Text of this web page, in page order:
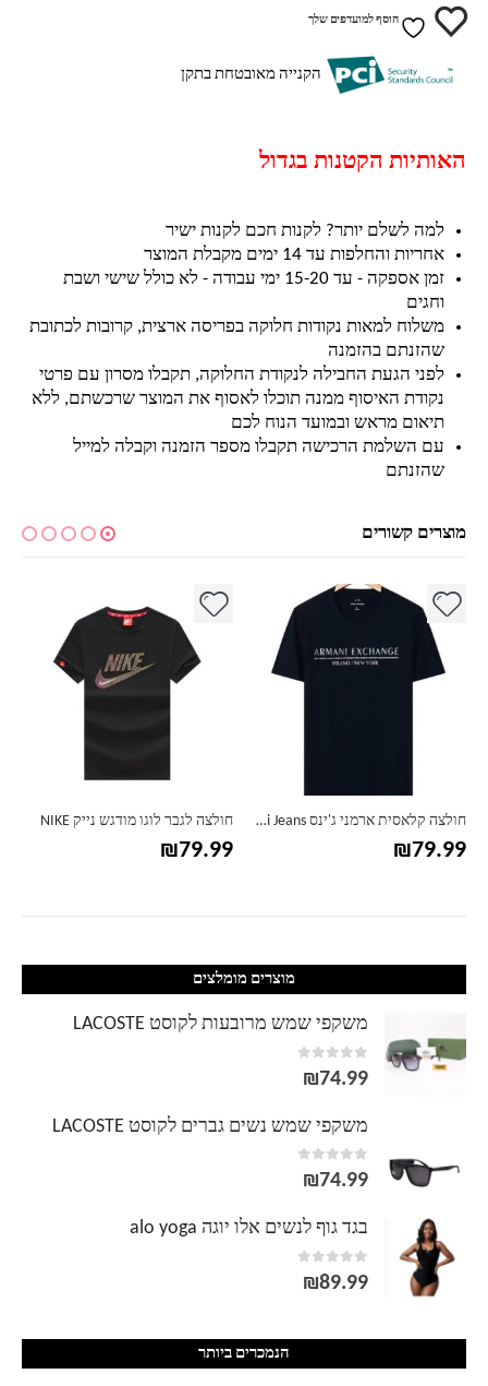
הוסף למועדפים שלך
הקנייה מאובטחת בתקן
האותיות הקטנות בגדול
למה לשלם יותר? לקנות חכם לקנות ישיר
אחריות והחלפות עד 14 ימים מקבלת המוצר
זמן אספקה - עד 15-20 ימי עבודה - לא כולל שישי ושבת
וחגים
משלוח למאות נקודות חלוקה בפריסה ארצית, קרובות לכתובת
שהזנתם בהזמנה
לפני הגעת החבילה לנקודת החלוקה, תקבלו מסרון עם פרטי
נקודת האיסוף ממנה תוכלו לאסוף את המוצר שרכשתם, ללא
תיאום מראש ובמועד הנוח לכם
עם השלמת הרכישה תקבלו מספר הזמנה וקבלה למייל
שהזנתם
מוצרים קשורים
חולצה קלאסית ארמני ג'ינס Armani Jeans
₪79.99
חולצה לגבר לוגו מודגש נייק NIKE
₪79.99
מוצרים מומלצים
משקפי שמש מרובעות לקוסט LACOSTE
0
out of 5
₪74.99
משקפי שמש נשים גברים לקוסט LACOSTE
0
out of 5
₪74.99
בגד גוף לנשים אלו יוגה alo yoga
0
out of 5
₪89.99
הנמכרים ביותר